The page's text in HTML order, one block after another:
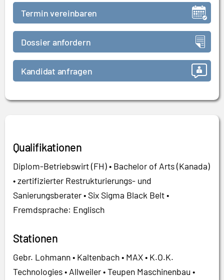
Termin vereinbaren
Dossier anfordern
Kandidat anfragen
Qualifikationen
Diplom-Betriebswirt (FH) • Bachelor of Arts (Kanada)
• zertifizierter Restrukturierungs- und
Sanierungsberater • Six Sigma Black Belt •
Fremdsprache: Englisch
Stationen
Gebr. Lohmann • Kaltenbach • MAX • K.O.K.
Technologies • Allweiler • Teupen Maschinenbau •